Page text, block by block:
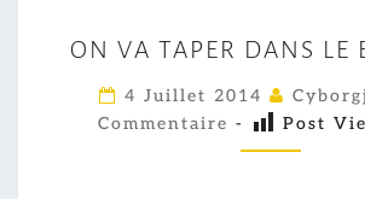
N
V
A
T
ON VA TAPER DANS LE
4 Juillet 2014
Commentaire - Post